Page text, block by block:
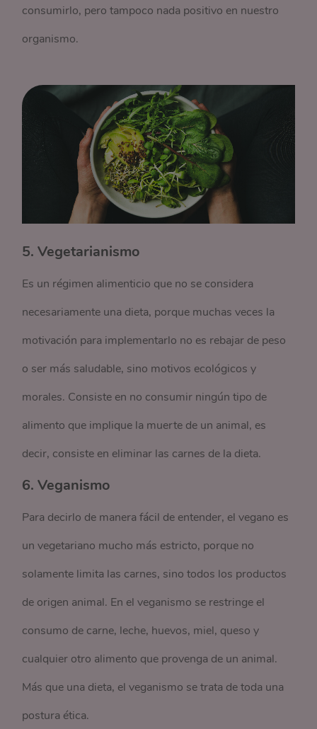
consumirlo, pero tampoco nada positivo en nuestro
organismo.
5. Vegetarianismo
Es un régimen alimenticio que no se considera
necesariamente una dieta, porque muchas veces la
motivación para implementarlo no es rebajar de peso
o ser más saludable, sino motivos ecológicos y
morales. Consiste en no consumir ningún tipo de
alimento que implique la muerte de un animal, es
decir, consiste en eliminar las carnes de la dieta.
6. Veganismo
Para decirlo de manera fácil de entender, el vegano es
un vegetariano mucho más estricto, porque no
solamente limita las carnes, sino todos los productos
de origen animal. En el veganismo se restringe el
consumo de carne, leche, huevos, miel, queso y
cualquier otro alimento que provenga de un animal.
Más que una dieta, el veganismo se trata de toda una
postura ética.